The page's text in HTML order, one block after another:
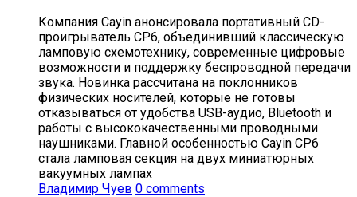
Компания Cayin анонсировала портативный CD-
проигрыватель CP6, объединивший классическую
ламповую схемотехнику, современные цифровые
возможности и поддержку беспроводной передачи
звука. Новинка рассчитана на поклонников
физических носителей, которые не готовы
отказываться от удобства USB-аудио, Bluetooth и
работы с высококачественными проводными
наушниками. Главной особенностью Cayin CP6
стала ламповая секция на двух миниатюрных
вакуумных лампах
Владимир Чуев 0 comments